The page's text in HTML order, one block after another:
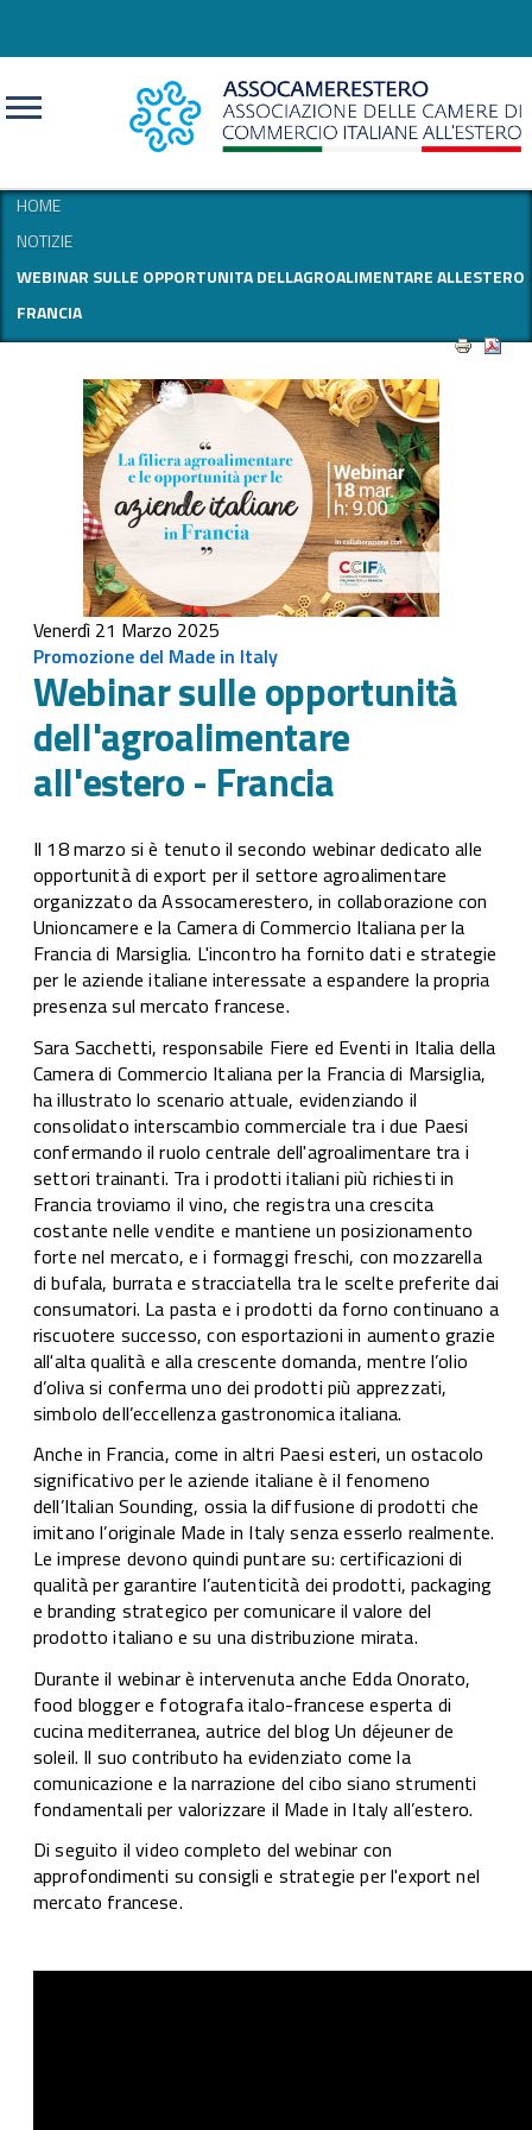
HOME
NOTIZIE
WEBINAR SULLE OPPORTUNITA DELLAGROALIMENTARE ALLESTERO
FRANCIA
Venerdì 21 Marzo 2025
Promozione del Made in Italy
Webinar sulle opportunità
dell'agroalimentare
all'estero - Francia
Il 18 marzo si è tenuto il secondo webinar dedicato alle
opportunità di export per il settore agroalimentare
organizzato da Assocamerestero, in collaborazione con
Unioncamere e la Camera di Commercio Italiana per la
Francia di Marsiglia. L'incontro ha fornito dati e strategie
per le aziende italiane interessate a espandere la propria
presenza sul mercato francese.
Sara Sacchetti, responsabile Fiere ed Eventi in Italia della
Camera di Commercio Italiana per la Francia di Marsiglia,
ha illustrato lo scenario attuale, evidenziando il
consolidato interscambio commerciale tra i due Paesi
confermando il ruolo centrale dell'agroalimentare tra i
settori trainanti. Tra i prodotti italiani più richiesti in
Francia troviamo il vino, che registra una crescita
costante nelle vendite e mantiene un posizionamento
forte nel mercato, e i formaggi freschi, con mozzarella
di bufala, burrata e stracciatella tra le scelte preferite dai
consumatori. La pasta e i prodotti da forno continuano a
riscuotere successo, con esportazioni in aumento grazie
all'alta qualità e alla crescente domanda, mentre l’olio
d’oliva si conferma uno dei prodotti più apprezzati,
simbolo dell’eccellenza gastronomica italiana.
Anche in Francia, come in altri Paesi esteri, un ostacolo
significativo per le aziende italiane è il fenomeno
dell’Italian Sounding, ossia la diffusione di prodotti che
imitano l’originale Made in Italy senza esserlo realmente.
Le imprese devono quindi puntare su: certificazioni di
qualità per garantire l’autenticità dei prodotti, packaging
e branding strategico per comunicare il valore del
prodotto italiano e su una distribuzione mirata.
Durante il webinar è intervenuta anche Edda Onorato,
food blogger e fotografa italo-francese esperta di
cucina mediterranea, autrice del blog Un déjeuner de
soleil. Il suo contributo ha evidenziato come la
comunicazione e la narrazione del cibo siano strumenti
fondamentali per valorizzare il Made in Italy all’estero.
Di seguito il video completo del webinar con
approfondimenti su consigli e strategie per l'export nel
mercato francese.